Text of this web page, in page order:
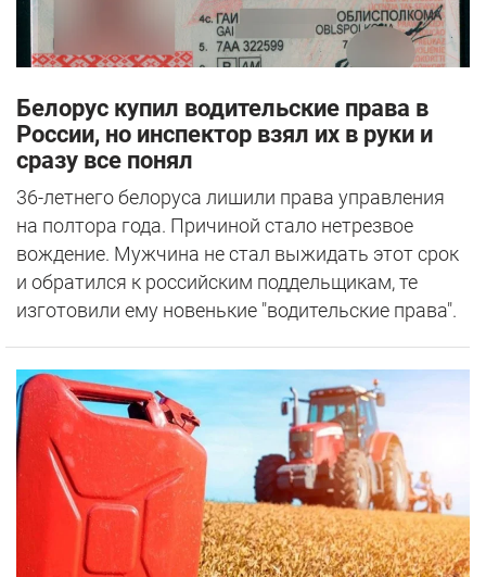
Белорус купил водительские права в
России, но инспектор взял их в руки и
сразу все понял
36-летнего белоруса лишили права управления
на полтора года. Причиной стало нетрезвое
вождение. Мужчина не стал выжидать этот срок
и обратился к российским поддельщикам, те
изготовили ему новенькие "водительские права".